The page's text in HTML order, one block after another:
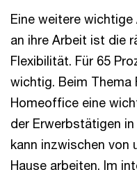
Eine weitere
an ihre Arbeit ist die
Flexibilität. Für 65
wichtig. Beim
Homeoffice eine
der Erwerbstätigen
kann inzwischen von
Hause arbeiten. Im